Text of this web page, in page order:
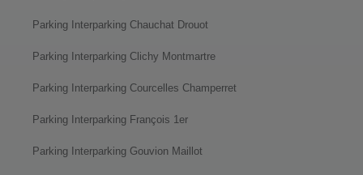
Parking Interparking Chauchat Drouot
Parking Interparking Clichy Montmartre
Parking Interparking Courcelles Champerret
Parking Interparking François 1er
Parking Interparking Gouvion Maillot